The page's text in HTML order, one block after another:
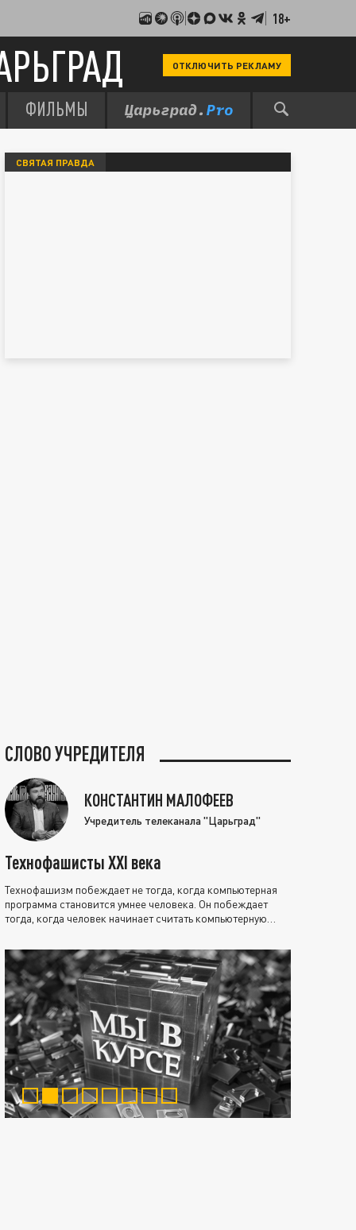
18+
ОТКЛЮЧИТЬ РЕКЛАМУ
ФИЛЬМЫ
СВЯТАЯ ПРАВДА
СЛОВО УЧРЕДИТЕЛЯ
КОНСТАНТИН МАЛОФЕЕВ
Учредитель телеканала "Царьград"
Технофашисты XXI века
Технофашизм побеждает не тогда, когда компьютерная
программа становится умнее человека. Он побеждает
тогда, когда человек начинает считать компьютерную